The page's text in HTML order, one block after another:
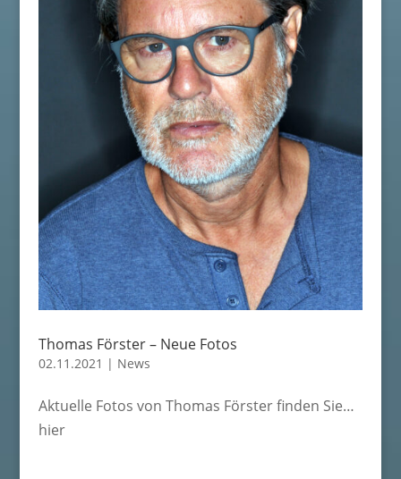
Thomas Förster – Neue Fotos
02.11.2021 | News
Aktuelle Fotos von Thomas Förster finden Sie…
hier